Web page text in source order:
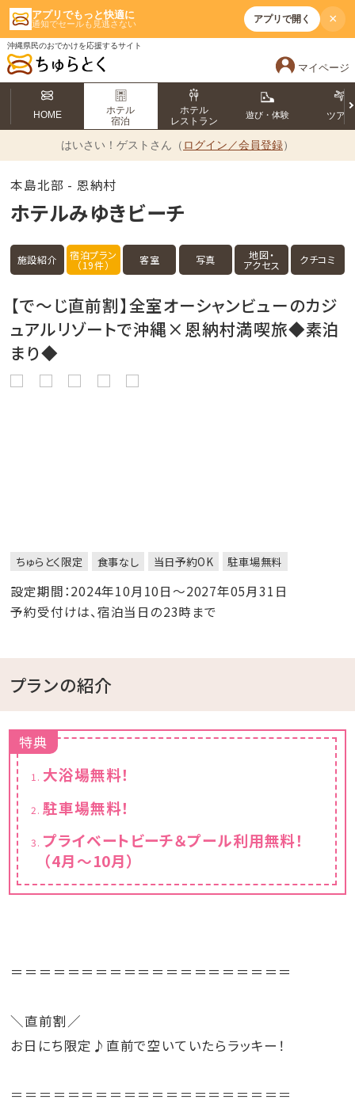
アプリでもっと快適に
通知でセールも見逃さない アプリで開く ×
沖縄県民のおでかけを応援するサイト
マイページ
HOME
ホテル
宿泊
ホテル
レストラン
遊び・体験 ツアー
はいさい！ ゲストさん（ ログイン／会員登録）
本島北部 - 恩納村
ホテルみゆきビーチ
施設紹介 宿泊プラン
（19件） 客室 写真 地図・
アクセス クチコミ
【で～じ直前割】全室オーシャンビューのカジ
ュアルリゾートで沖縄×恩納村満喫旅◆素泊
まり◆
ちゅらとく限定 食事なし 当日予約OK 駐車場無料
設定期間：2024年10月10日～2027年05月31日
予約受付けは、宿泊当日の23時まで
プランの紹介
特典
大浴場無料！
駐車場無料！
プライベートビーチ＆プール利用無料！
（4月～10月）
＝＝＝＝＝＝＝＝＝＝＝＝＝＝＝＝＝＝＝＝
＼直前割／
お日にち限定♪直前で空いていたらラッキー！
＝＝＝＝＝＝＝＝＝＝＝＝＝＝＝＝＝＝＝＝